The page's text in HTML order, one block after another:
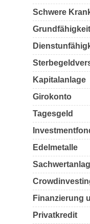
Schwere
Kapitalanlage
Girokonto
Tagesgeld
Edelmetalle
Finanzierung
Privatkredit